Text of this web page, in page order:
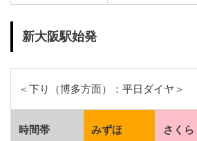
新大阪駅始発
＜下り（博多方面）：平日ダイヤ＞
時間帯 みずほ さくら